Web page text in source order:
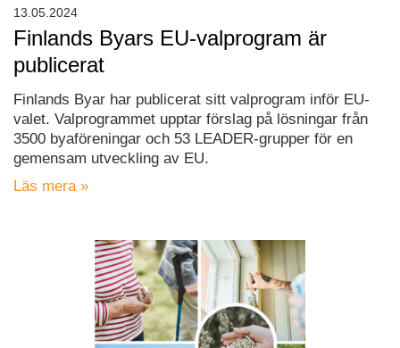
Finlands Byars EU-valprogram är
publicerat
Finlands Byar har publicerat sitt valprogram inför EU-
valet. Valprogrammet upptar förslag på lösningar från
3500 byaföreningar och 53 LEADER-grupper för en
gemensam utveckling av EU.
Läs mera »
13.05.2024